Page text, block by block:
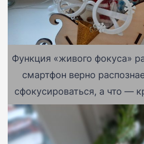
Функция «живого фокуса»
смартфон верно
сфокусироваться, а что —